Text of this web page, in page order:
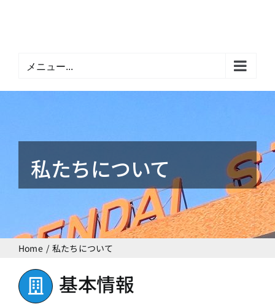
メニュー...
私たちについて
Home 私たちについて
基本情報